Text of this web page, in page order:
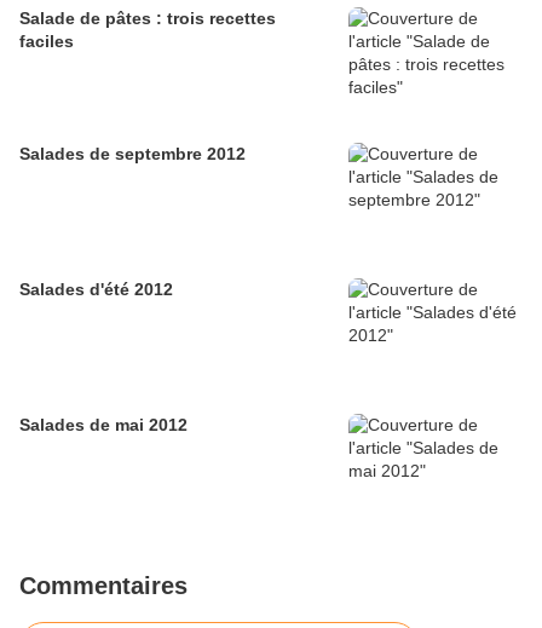
Salade de pâtes : trois recettes
faciles
Salades de septembre 2012
Salades d'été 2012
Salades de mai 2012
Commentaires